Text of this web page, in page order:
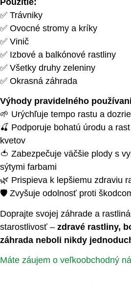
✅ Trávniky
✅ Ovocné stromy a kríky
✅ Vinič
✅ Izbové a balkónové rastliny
✅ Všetky druhy zeleniny
✅ Okrasná záhrada
Výhody pravidelného
🌱 Urýchľuje tempo rastu a
🍒 Podporuje bohatú úrodu a
kvetov
🍅 Zabezpečuje väčšie plody s
sýtymi farbami
🌿 Prispieva k lepšiemu zdraviu
🛡️ Zvyšuje odolnosť proti
Doprajte svojej záhrade a
starostlivosť – zdravé rastliny,
záhrada neboli nikdy
Máte záujem o veľkoobchodný